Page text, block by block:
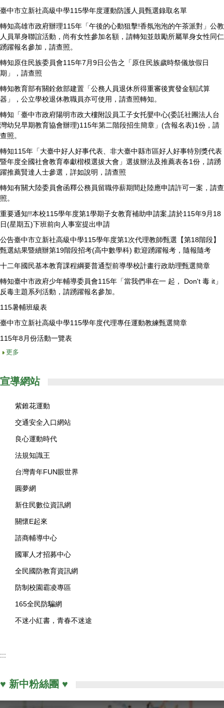
臺中市立新社高級中學115學年度運動防護人員甄選錄取名單
轉知高雄市政府辦理115年「午後的心動狙擊!香氛泡泡的午茶派對」公教
人員單身聯誼活動，尚有女性參加名額，請轉知並鼓勵所屬單身女性同仁
踴躍報名參加，請查照。
轉知原住民族委員會115年7月9日公告之「原住民族歲時祭儀放假日
期」，請查照
轉知教育部有關銓敘部建置「公務人員退休所得重審後實發金額試算
器」，公立學校退休教職員亦可使用，請查照轉知。
轉知「臺中市政府陽明市政大樓附設員工子女托嬰中心(委託社團法人台
灣幼兒早期教育協會辦理)115年第二階段招生簡章」(含報名表)1份，請
查照。
轉知115年「大臺中好人好事代表、非大臺中縣市區好人好事特別獎代表
暨年度全國社會教育奉獻楷模選拔大會」選拔辦法及推薦表各1份，請踴
躍推薦賢達人士參選，詳如說明，請查照
轉知有關大陸委員會函釋公務員留職停薪期間赴陸應申請許可一案，請查
照。
重要通知!!本校115學年度第1學期子女教育補助申請案,請於115年9月18
日(星期五)下班前向人事室提出申請
公告臺中市立新社高級中學115學年度第1次代理教師甄選【第18階段】
甄選結果暨續辦第19階段招考(高中數學科) 歡迎踴躍報考，隨報隨考
十二年國民基本教育課程綱要普通型前導學校計畫行政助理甄選簡章
轉知臺中市政府少年輔導委員會115年「當我們串在一 起， Don't 毒 it」
反毒主題系列活動，請踴躍報名參加。
115暑輔班級表
臺中市立新社高級中學115學年度代理專任運動教練甄選簡章
115年8月份活動一覽表
更多
宣導網站
紫錐花運動
交通安全入口網站
良心運動時代
法規知識王
台灣青年FUN眼世界
圓夢網
新住民數位資訊網
關懷E起來
諮商輔導中心
國軍人才招募中心
全民國防教育資訊網
防制校園霸凌專區
165全民防騙網
不迷小紅書，青春不迷途
:::
♥ 新中粉絲團 ♥